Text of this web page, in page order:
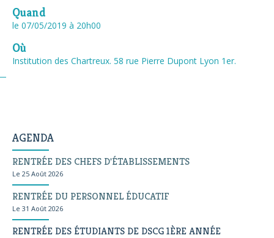
Quand
le 07/05/2019 à 20h00
Où
Institution des Chartreux. 58 rue Pierre Dupont Lyon 1er.
AGENDA
RENTRÉE DES CHEFS D'ÉTABLISSEMENTS
Le 25 Août 2026
RENTRÉE DU PERSONNEL ÉDUCATIF
Le 31 Août 2026
RENTRÉE DES ÉTUDIANTS DE DSCG 1ÈRE ANNÉE